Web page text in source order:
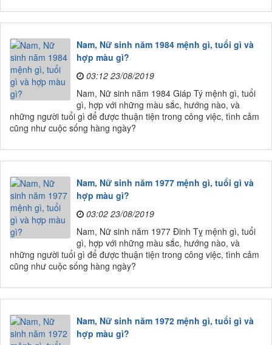
Nam, Nữ sinh năm 1984 mệnh gì, tuổi gì và
hợp màu gì?
03:12 23/08/2019
Nam, Nữ sinh năm 1984 Giáp Tý mệnh gì, tuổi
gì, hợp với những màu sắc, hướng nào, và
những người tuổi gì để được thuận tiện trong công việc, tình cảm
cũng như cuộc sống hàng ngày?
Nam, Nữ sinh năm 1977 mệnh gì, tuổi gì và
hợp màu gì?
03:02 23/08/2019
Nam, Nữ sinh năm 1977 Đinh Tỵ mệnh gì, tuổi
gì, hợp với những màu sắc, hướng nào, và
những người tuổi gì để được thuận tiện trong công việc, tình cảm
cũng như cuộc sống hàng ngày?
Nam, Nữ sinh năm 1972 mệnh gì, tuổi gì và
hợp màu gì?